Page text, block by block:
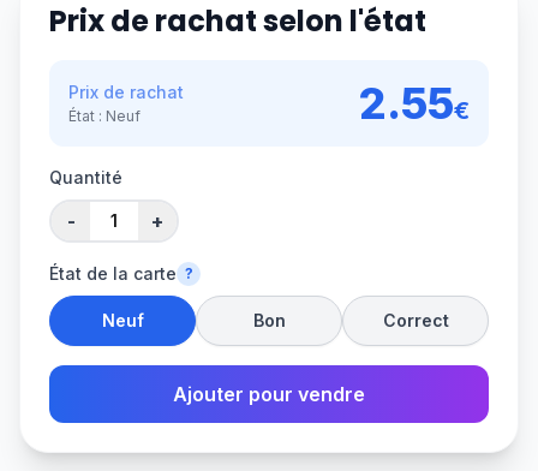
Prix de rachat selon l'état
Prix de rachat
État : Neuf 2.55€
Quantité
- +
État de la carte ?
Neuf Bon Correct
Ajouter pour vendre